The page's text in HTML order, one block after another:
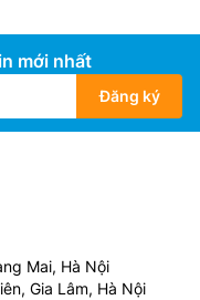
mới nhất
Đăng ký
Mai, Hà Nội
Gia Lâm, Hà Nội